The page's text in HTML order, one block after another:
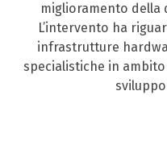
miglioramento della
L’intervento ha
infrastrutture
specialistiche in